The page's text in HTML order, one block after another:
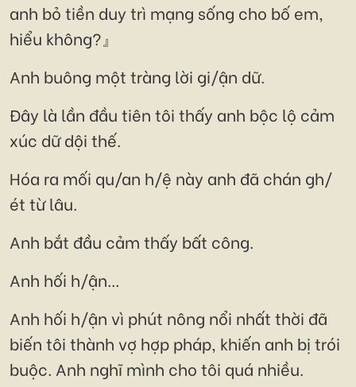
anh bỏ tiền duy trì mạng sống cho bố em,
hiểu không?』
Anh buông một tràng lời gi/ận dữ.
Đây là lần đầu tiên tôi thấy anh bộc lộ cảm
xúc dữ dội thế.
Hóa ra mối qu/an h/ệ này anh đã chán gh/
ét từ lâu.
Anh bắt đầu cảm thấy bất công.
Anh hối h/ận...
Anh hối h/ận vì phút nông nổi nhất thời đã
biến tôi thành vợ hợp pháp, khiến anh bị trói
buộc. Anh nghĩ mình cho tôi quá nhiều.